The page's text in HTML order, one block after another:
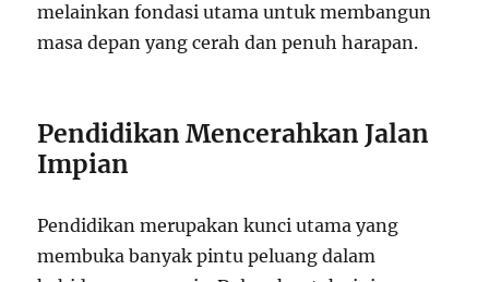
melainkan fondasi utama untuk membangun
masa depan yang cerah dan penuh harapan.
Pendidikan Mencerahkan Jalan
Impian
Pendidikan merupakan kunci utama yang
membuka banyak pintu peluang dalam